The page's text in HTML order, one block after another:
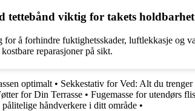
tettebånd viktig for takets
å forhindre fuktighetsskader, luftlekkasje og
reparasjoner på sikt.
optimalt • Sekkestativ for Ved: Alt du trenger
for Din Terrasse • Fugemasse for utendørs
håndverkere i ditt område •